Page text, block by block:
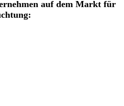
auf dem Markt für